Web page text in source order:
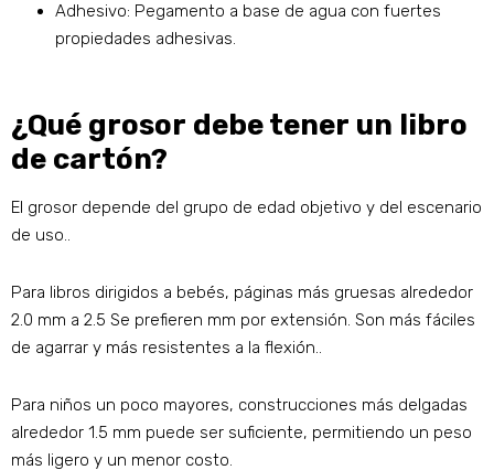
Adhesivo: Pegamento a base de agua con fuertes
propiedades adhesivas.
¿Qué grosor debe tener un libro
de cartón?
El grosor depende del grupo de edad objetivo y del escenario
de uso..
Para libros dirigidos a bebés, páginas más gruesas alrededor
2.0 mm a 2.5 Se prefieren mm por extensión. Son más fáciles
de agarrar y más resistentes a la flexión..
Para niños un poco mayores, construcciones más delgadas
alrededor 1.5 mm puede ser suficiente, permitiendo un peso
más ligero y un menor costo.